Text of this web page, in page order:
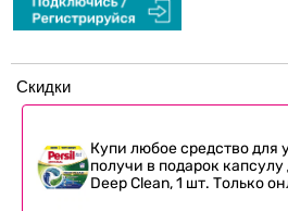
Скидки
Купи любое средство для
получи в подарок капсулу
Deep Clean, 1 шт. Только